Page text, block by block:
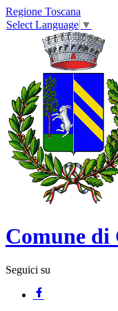
Regione Toscana
Select Language ▼
Comune di
Seguici su